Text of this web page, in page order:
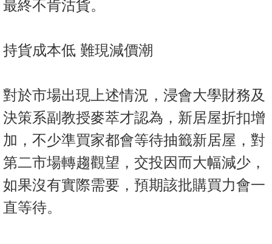
最終不肯沽貨。
持貨成本低 難現減價潮
對於市場出現上述情況，浸會大學財務及
決策系副教授麥萃才認為，新居屋折扣增
加，不少準買家都會等待抽籤新居屋，對
第二市場轉趨觀望，交投因而大幅減少，
如果沒有實際需要，預期該批購買力會一
直等待。